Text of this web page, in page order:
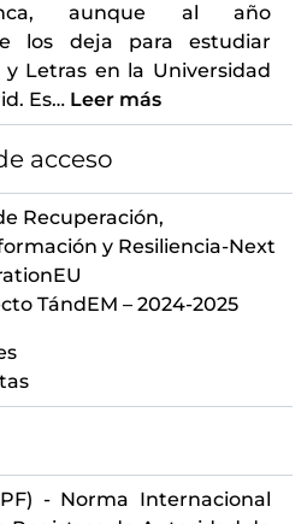
aunque al año
los deja para estudiar
y Letras en la Universidad
Es… Leer más
acceso
Recuperación,
y Resiliencia-Next
TándEM – 2024-2025
- Norma Internacional